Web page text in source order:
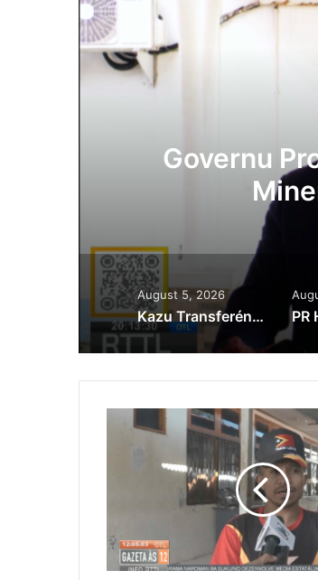
Governu
August 5, 2026
Kazu Transferénsia Osan Millaun 42 Husi Singapura, Advogadu Sei Halo Rekursu